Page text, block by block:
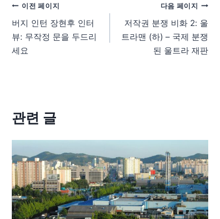
이전 페이지
버지 인턴 장현후 인터
뷰: 무작정 문을 두드리
세요
다음 페이지
저작권 분쟁 비화 2: 울
트라맨 (하) – 국제 분쟁
된 울트라 재판
관련 글